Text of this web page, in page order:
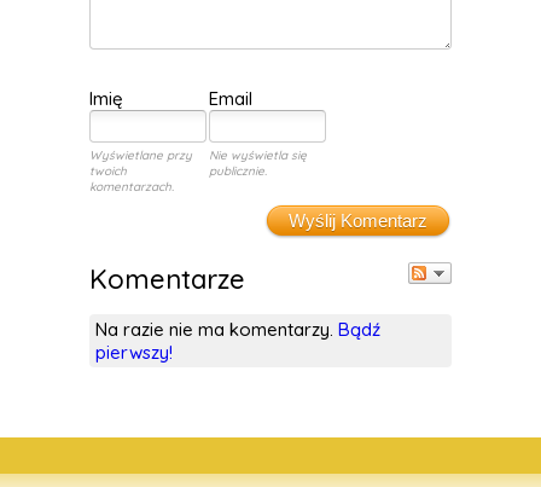
Komentarze
Na razie nie ma komentarzy. Bądź
pierwszy!
Imię Email
Wyświetlane przy
twoich
komentarzach.
Nie wyświetla się
publicznie.
Wyślij Komentarz